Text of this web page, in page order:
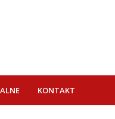
KONTAKT